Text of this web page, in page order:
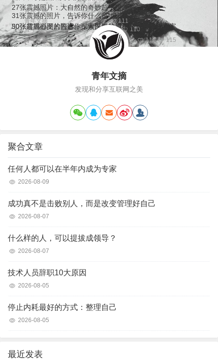
青年文摘 83
30张超震撼图片告诉你，大自然的力量究竟有多么厉害
青年文摘 115
27张震撼照片：大自然的奇妙超乎想象
青年文摘 111
31张震撼的照片，告诉你什么是“城市地狱”
青年文摘 110
50张震撼心灵的照片，探索深海的神秘与恐惧！
青年文摘 115
青年文摘
发现和分享互联网之美
聚合文章
任何人都可以在半年内成为专家
2026-08-09
成功真不是击败别人，而是改变管理好自己
2026-08-07
什么样的人，可以提拔成领导？
2026-08-07
技术人员辞职10大原因
2026-08-05
停止内耗最好的方式：整理自己
2026-08-05
最近发表